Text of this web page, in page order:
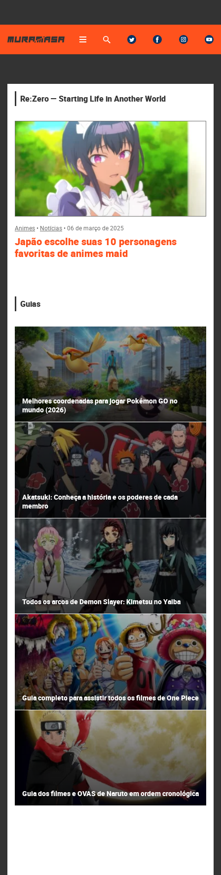
Re:Zero — Starting Life in Another World
Animes• Notícias•06 de março de 2025
Japão escolhe suas 10 personagens
favoritas de animes maid
Guias
Melhores coordenadas para jogar Pokémon GO no
mundo (2026)
Akatsuki: Conheça a história e os poderes de cada
membro
Todos os arcos de Demon Slayer: Kimetsu no Yaiba
Guia completo para assistir todos os filmes de One Piece
Guia dos filmes e OVAS de Naruto em ordem cronológica